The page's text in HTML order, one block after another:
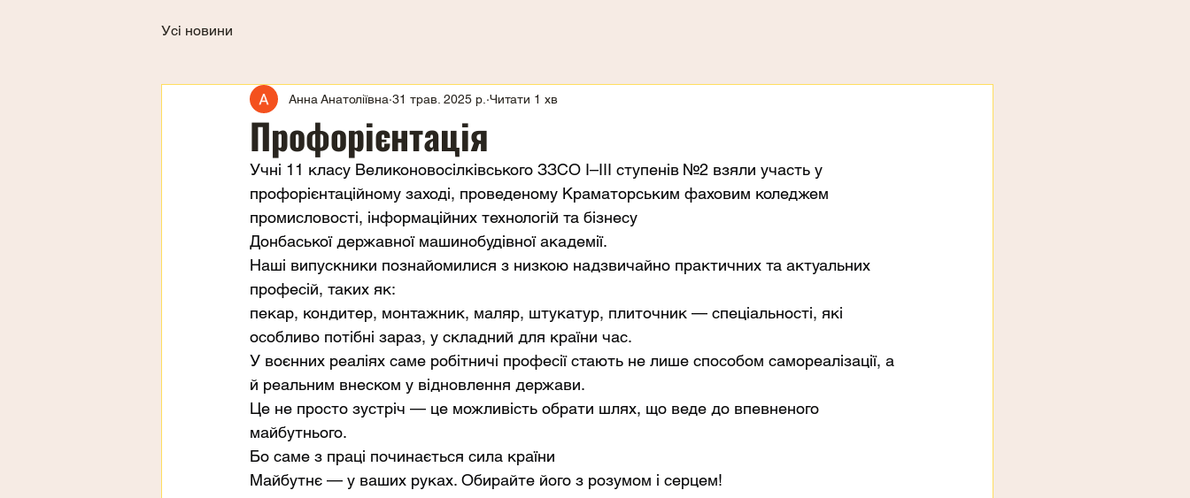
Усі новини
Профорієнтація
Анна Анатоліївна 31 трав. 2025 р. Читати 1 хв
Учні 11 класу Великоновосілківського ЗЗСО І–ІІІ ступенів №2 взяли участь у
профорієнтаційному заході, проведеному Краматорським фаховим коледжем
промисловості, інформаційних технологій та бізнесу
Донбаської державної машинобудівної академії.
Наші випускники познайомилися з низкою надзвичайно практичних та актуальних
професій, таких як:
пекар, кондитер, монтажник, маляр, штукатур, плиточник — спеціальності, які
особливо потібні зараз, у складний для країни час.
У воєнних реаліях саме робітничі професії стають не лише способом самореалізації, а
й реальним внеском у відновлення держави.
Це не просто зустріч — це можливість обрати шлях, що веде до впевненого
майбутнього.
Бо саме з праці починається сила країни
Майбутнє — у ваших руках. Обирайте його з розумом і серцем!